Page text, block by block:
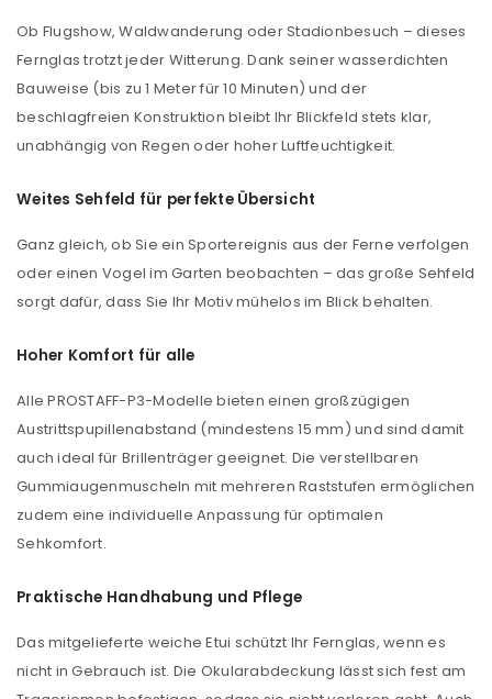
ANMELDEN
Benutzername oder E-Mail-Adresse *
Passwort
Anmeldeformular geschützt durch
WP Captcha
Ob Flugshow, Waldwanderung oder Stadionbesuch – dieses
Fernglas trotzt jeder Witterung. Dank seiner wasserdichten
Bauweise (bis zu 1 Meter für 10 Minuten) und der
beschlagfreien Konstruktion bleibt Ihr Blickfeld stets klar,
unabhängig von Regen oder hoher Luftfeuchtigkeit.
Weites Sehfeld für perfekte Übersicht
Ganz gleich, ob Sie ein Sportereignis aus der Ferne verfolgen
oder einen Vogel im Garten beobachten – das große Sehfeld
sorgt dafür, dass Sie Ihr Motiv mühelos im Blick behalten.
Hoher Komfort für alle
Alle PROSTAFF-P3-Modelle bieten einen großzügigen
Austrittspupillenabstand (mindestens 15 mm) und sind damit
auch ideal für Brillenträger geeignet. Die verstellbaren
Gummiaugenmuscheln mit mehreren Raststufen ermöglichen
zudem eine individuelle Anpassung für optimalen
Sehkomfort.
Praktische Handhabung und Pflege
Das mitgelieferte weiche Etui schützt Ihr Fernglas, wenn es
nicht in Gebrauch ist. Die Okularabdeckung lässt sich fest am